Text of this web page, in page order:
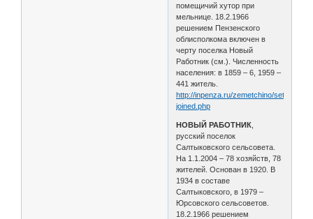
помещичий хутор при
мельнице. 18.2.1966
решением Пензенского
облисполкома включен в
черту поселка Новый
Работник (см.). Численность
населения: в 1859 – 6, 1959 –
441 житель.
http://inpenza.ru/zemetchino/
joined.php
НОВЫЙ РАБОТНИК
русский поселок
Салтыковского сельсовета.
На 1.1.2004 – 78 хозяйств, 78
жителей. Основан в 1920. В
1934 в составе
Салтыковского, в 1979 –
Юрсовского сельсоветов.
18.2.1966 решением